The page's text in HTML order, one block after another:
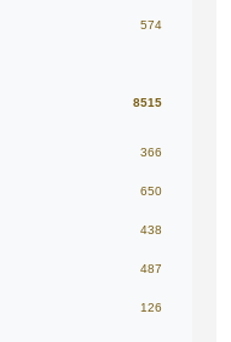
574
8515
366
650
438
487
126